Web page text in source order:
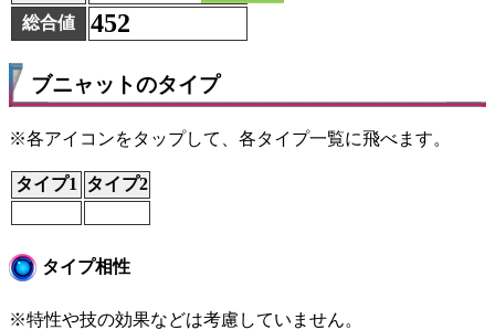
総合値
452
ブニャットのタイプ
※各アイコンをタップして、各タイプ一覧に飛べます。
タイプ1 タイプ2
タイプ相性
※特性や技の効果などは考慮していません。